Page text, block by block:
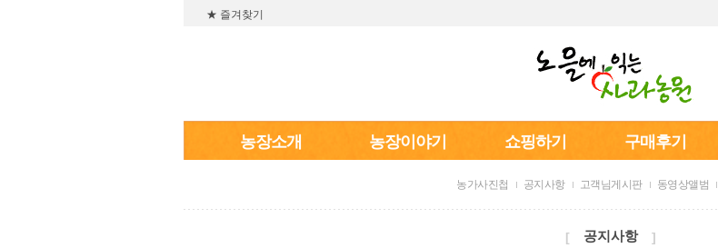
★ 즐겨찾기
농장소개 농장이야기 쇼핑하기 구매후기
농가사진첩 공지사항 고객님게시판 동영상앨범
[ 공지사항 ]